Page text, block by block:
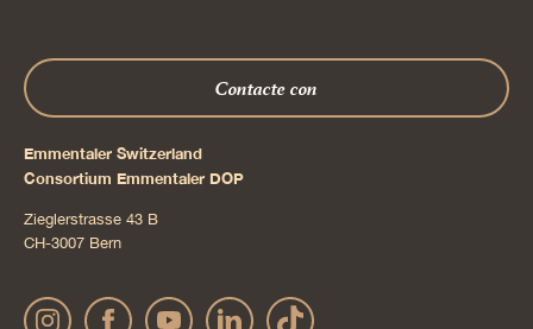
Contacte con
Emmentaler Switzerland
Consortium Emmentaler DOP
Zieglerstrasse 43 B
CH-3007 Bern